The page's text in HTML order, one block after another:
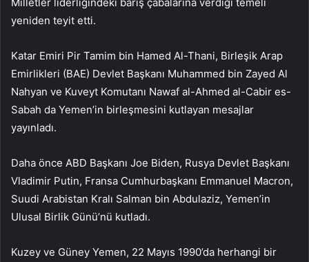
yeniden teyit etti.
Katar Emiri Pir Tamim bin Hamed Al-Thani, Birleşik Arap
Emirlikleri (BAE) Devlet Başkanı Muhammed bin Zayed Al
Nahyan ve Kuveyt Komutanı Nawaf al-Ahmed al-Cabir es-
Sabah da Yemen’in birleşmesini kutlayan mesajlar
yayınladı.
Daha önce ABD Başkanı Joe Biden, Rusya Devlet Başkanı
Vladimir Putin, Fransa Cumhurbaşkanı Emmanuel Macron,
Suudi Arabistan Kralı Salman bin Abdulaziz, Yemen’in
Ulusal Birlik Günü’nü kutladı.
Kuzey ve Güney Yemen, 22 Mayıs 1990’da herhangi bir